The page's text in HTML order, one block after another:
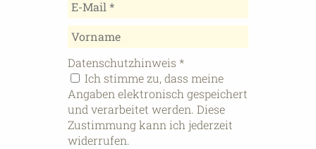
Datenschutzhinweis *
Ich stimme zu, dass meine
Angaben elektronisch gespeichert
und verarbeitet werden. Diese
Zustimmung kann ich jederzeit
widerrufen.